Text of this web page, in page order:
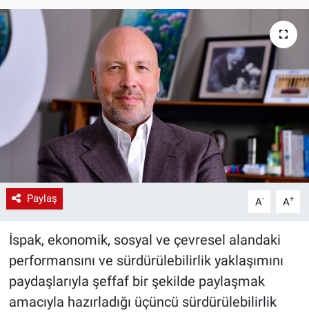
Paylaş A- A+
İspak, ekonomik, sosyal ve çevresel alandaki
performansını ve sürdürülebilirlik yaklaşımını
paydaşlarıyla şeffaf bir şekilde paylaşmak
amacıyla hazırladığı üçüncü sürdürülebilirlik
Ağır Sanayi Çözümleri